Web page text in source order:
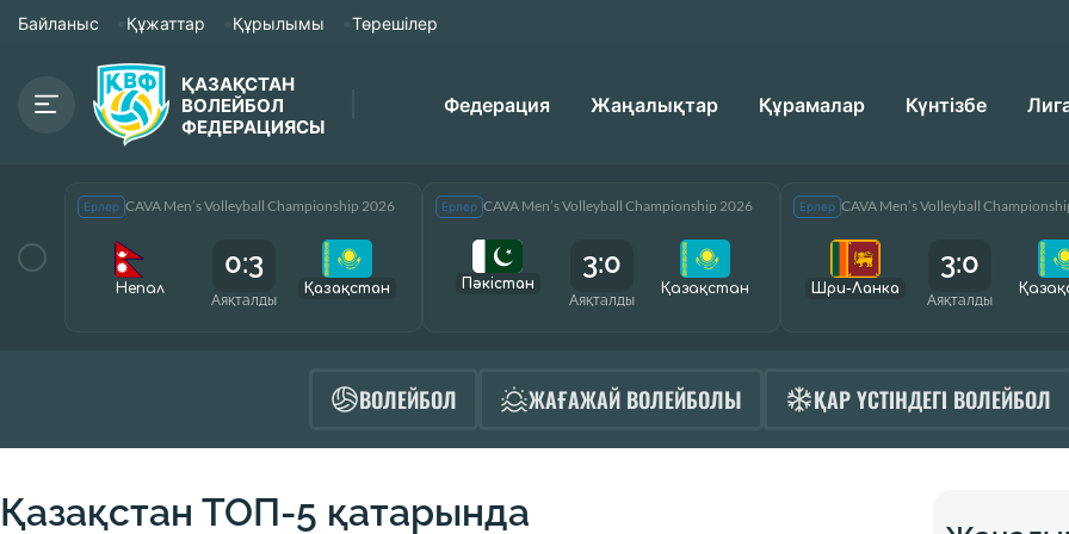
Байланыс Құжаттар Құрылымы Төрешілер
ҚАЗАҚСТАН
ВОЛЕЙБОЛ
ФЕДЕРАЦИЯСЫ
Федерация Жаңалықтар Құрамалар Күнтізбе
Ерлер CAVA Men’s Volleyball Championship 2026
Непал
0:3
Аяқталды
Қазақcтан
Ерлер CAVA Men’s Volleyball Championship 2026
Пәкістан
3:0
Аяқталды
Қазақcтан
Ерлер CAVA Men’s Volleyball
Шри-Ланка
3:0
Аяқталды
ВОЛЕЙБОЛ ЖАҒАЖАЙ ВОЛЕЙБОЛЫ ҚАР ҮСТІНДЕГІ ВОЛЕЙБОЛ
Қазақстан ТОП-5 қатарында